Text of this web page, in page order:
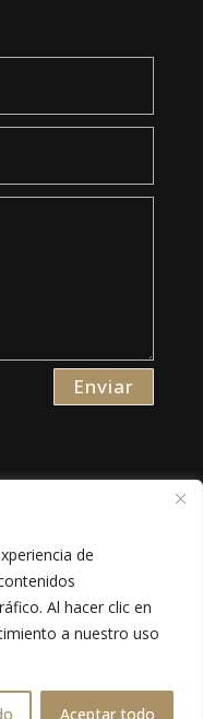
de
Al hacer clic en
a nuestro uso
Aceptar todo
Enviar
www.eligeunaweb.es